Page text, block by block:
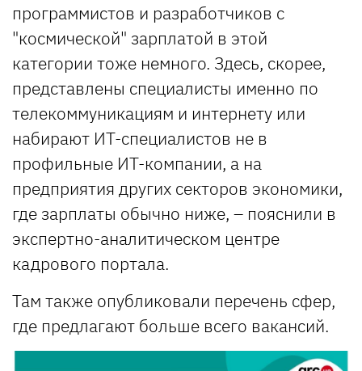
программистов и разработчиков с
"космической" зарплатой в этой
категории тоже немного. Здесь, скорее,
представлены специалисты именно по
телекоммуникациям и интернету или
набирают ИТ-специалистов не в
профильные ИТ-компании, а на
предприятия других секторов экономики,
где зарплаты обычно ниже, – пояснили в
экспертно-аналитическом центре
кадрового портала.
Там также опубликовали перечень сфер,
где предлагают больше всего вакансий.